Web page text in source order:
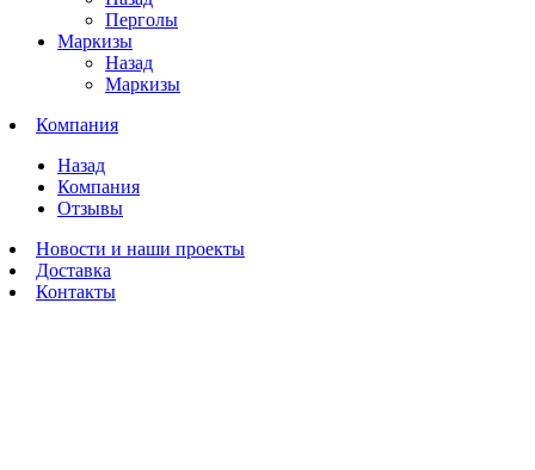
Перголы
Маркизы
Назад
Маркизы
Компания
Назад
Компания
Отзывы
Новости и наши проекты
Доставка
Контакты